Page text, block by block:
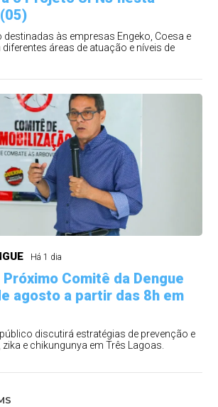
às empresas Engeko, Coesa e
áreas de atuação e níveis de
Há 1 dia
Próximo Comitê da Dengue
agosto a partir das 8h em
discutirá estratégias de prevenção e
e chikungunya em Três Lagoas.